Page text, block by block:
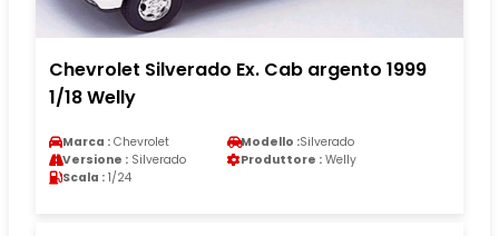
Chevrolet Silverado Ex. Cab argento 1999
1/18 Welly
Marca : Chevrolet Modello :Silverado
Versione : Silverado Produttore : Welly
Scala : 1/24